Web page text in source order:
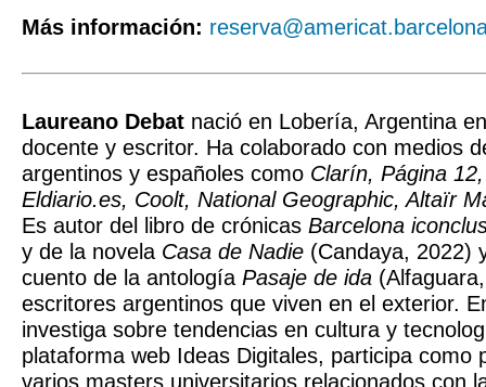
Más información:
Laureano Debat nació en Lobería, Argentina
docente y escritor. Ha colaborado con medios
argentinos y españoles como Clarín, Página
Eldiario.es, Coolt, National Geographic, Altaïr
Es autor del libro de crónicas Barcelona
y de la novela Casa de Nadie (Candaya, 2022)
cuento de la antología Pasaje de ida
escritores argentinos que viven en el exterior.
investiga sobre tendencias en cultura y
plataforma web Ideas Digitales, participa como
varios masters universitarios relacionados con